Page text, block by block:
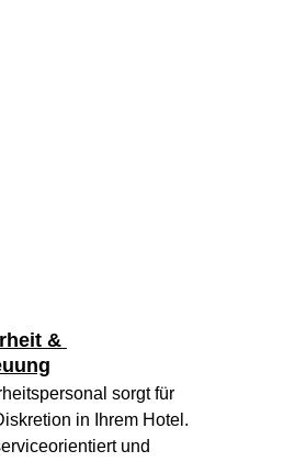
sorgt für
in Ihrem Hotel.
und
&